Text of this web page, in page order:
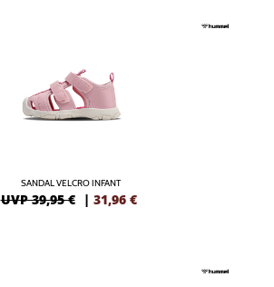
SANDAL VELCRO INFANT
UVP 39,95 € | 31,96 €